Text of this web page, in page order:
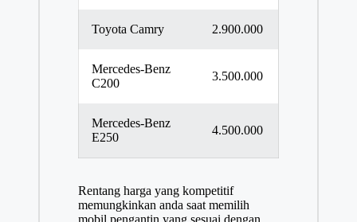
Toyota Camry 2.900.000
Mercedes-Benz
C200
3.500.000
Mercedes-Benz
E250
4.500.000
Rentang harga yang kompetitif
memungkinkan anda saat memilih
mobil pengantin yang sesuai dengan